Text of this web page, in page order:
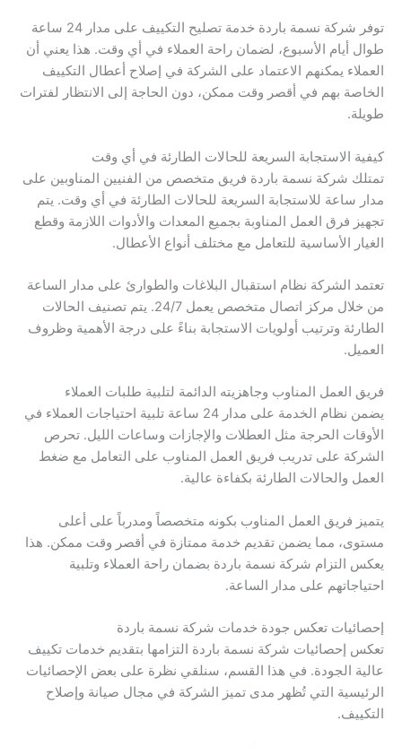
توفر شركة نسمة باردة خدمة تصليح التكييف على مدار 24 ساعة
طوال أيام الأسبوع، لضمان راحة العملاء في أي وقت. هذا يعني أن
العملاء يمكنهم الاعتماد على الشركة في إصلاح أعطال التكييف
الخاصة بهم في أقصر وقت ممكن، دون الحاجة إلى الانتظار لفترات
طويلة.
كيفية الاستجابة السريعة للحالات الطارئة في أي وقت
تمتلك شركة نسمة باردة فريق متخصص من الفنيين المناوبين على
مدار ساعة للاستجابة السريعة للحالات الطارئة في أي وقت. يتم
تجهيز فرق العمل المناوبة بجميع المعدات والأدوات اللازمة وقطع
الغيار الأساسية للتعامل مع مختلف أنواع الأعطال.
تعتمد الشركة نظام استقبال البلاغات والطوارئ على مدار الساعة
من خلال مركز اتصال متخصص يعمل 24/7. يتم تصنيف الحالات
الطارئة وترتيب أولويات الاستجابة بناءً على درجة الأهمية وظروف
العميل.
فريق العمل المناوب وجاهزيته الدائمة لتلبية طلبات العملاء
يضمن نظام الخدمة على مدار 24 ساعة تلبية احتياجات العملاء في
الأوقات الحرجة مثل العطلات والإجازات وساعات الليل. تحرص
الشركة على تدريب فريق العمل المناوب على التعامل مع ضغط
العمل والحالات الطارئة بكفاءة عالية.
يتميز فريق العمل المناوب بكونه متخصصاً ومدرباً على أعلى
مستوى، مما يضمن تقديم خدمة ممتازة في أقصر وقت ممكن. هذا
يعكس التزام شركة نسمة باردة بضمان راحة العملاء وتلبية
احتياجاتهم على مدار الساعة.
إحصائيات تعكس جودة خدمات شركة نسمة باردة
تعكس إحصائيات شركة نسمة باردة التزامها بتقديم خدمات تكييف
عالية الجودة. في هذا القسم، سنلقي نظرة على بعض الإحصائيات
الرئيسية التي تُظهر مدى تميز الشركة في مجال صيانة وإصلاح
التكييف.